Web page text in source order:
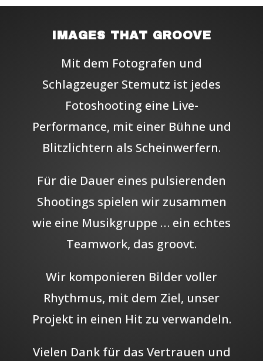
IMAGES THAT GROOVE
Mit dem Fotografen und
Schlagzeuger Stemutz ist jedes
Fotoshooting eine Live-
Performance, mit einer Bühne und
Blitzlichtern als Scheinwerfern.
Für die Dauer eines pulsierenden
Shootings spielen wir zusammen
wie eine Musikgruppe … ein echtes
Teamwork, das groovt.
Wir komponieren Bilder voller
Rhythmus, mit dem Ziel, unser
Projekt in einen Hit zu verwandeln.
Vielen Dank für das Vertrauen und